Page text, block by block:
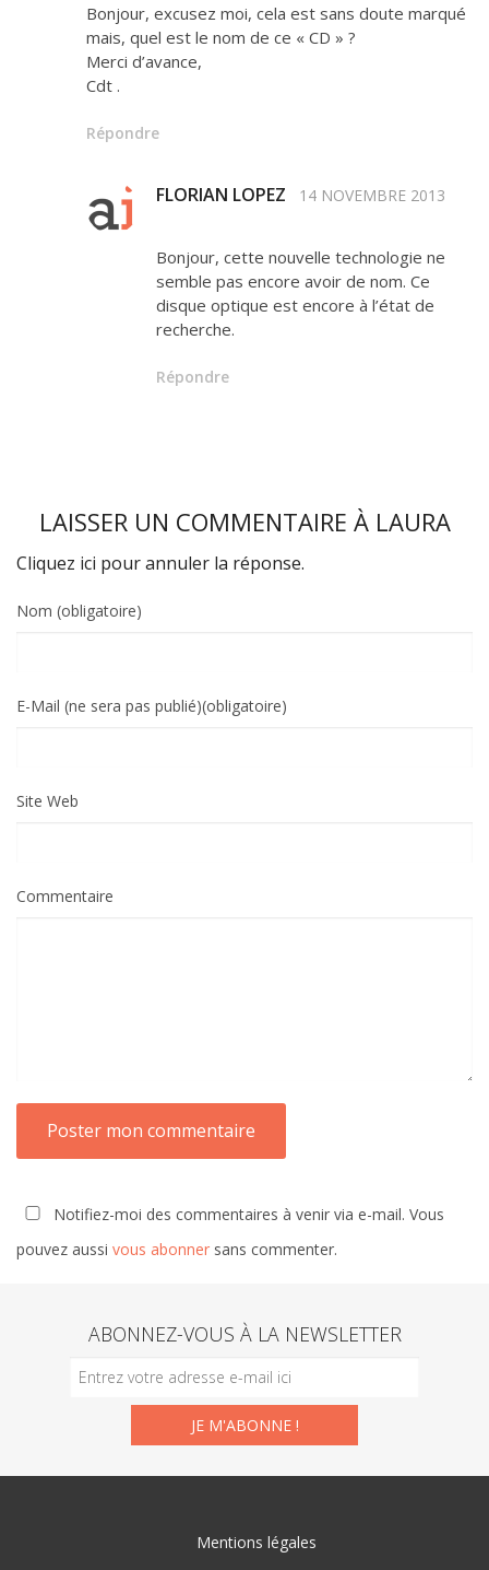
Bonjour, excusez moi, cela est sans doute marqué
mais, quel est le nom de ce « CD » ?
Merci d’avance,
Cdt .
Répondre
FLORIAN LOPEZ 14 NOVEMBRE 2013
Bonjour, cette nouvelle technologie ne
semble pas encore avoir de nom. Ce
disque optique est encore à l’état de
recherche.
Répondre
LAISSER UN COMMENTAIRE À LAURA
Cliquez ici pour annuler la réponse.
Nom (obligatoire)
E-Mail (ne sera pas publié)(obligatoire)
Site Web
Commentaire
Notifiez-moi des commentaires à venir via e-mail. Vous
pouvez aussi vous abonner sans commenter.
ABONNEZ-VOUS À LA NEWSLETTER
Mentions légales